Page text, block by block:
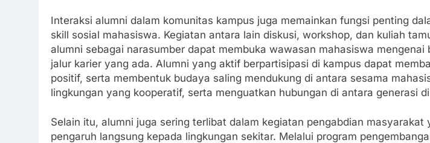
Interaksi alumni dalam komunitas kampus juga memainkan fungsi penting
skill sosial mahasiswa. Kegiatan antara lain diskusi, workshop, dan kuliah
alumni sebagai narasumber dapat membuka wawasan mahasiswa mengenai
jalur karier yang ada. Alumni yang aktif berpartisipasi di kampus dapat
positif, serta membentuk budaya saling mendukung di antara sesama
lingkungan yang kooperatif, serta menguatkan hubungan di antara generasi
Selain itu, alumni juga sering terlibat dalam kegiatan pengabdian masyarakat
pengaruh langsung kepada lingkungan sekitar. Melalui program